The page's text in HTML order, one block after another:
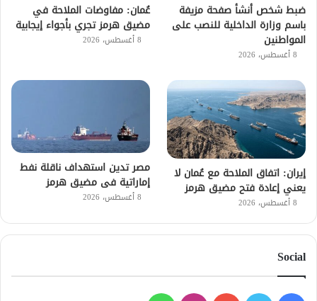
ضبط شخص أنشأ صفحة مزيفة
باسم وزارة الداخلية للنصب على
المواطنين
8 أغسطس، 2026
عُمان: مفاوضات الملاحة في
مضيق هرمز تجري بأجواء إيجابية
8 أغسطس، 2026
إيران: اتفاق الملاحة مع عُمان لا
يعني إعادة فتح مضيق هرمز
8 أغسطس، 2026
مصر تدين استهداف ناقلة نفط
إماراتية فى مضيق هرمز
8 أغسطس، 2026
Social